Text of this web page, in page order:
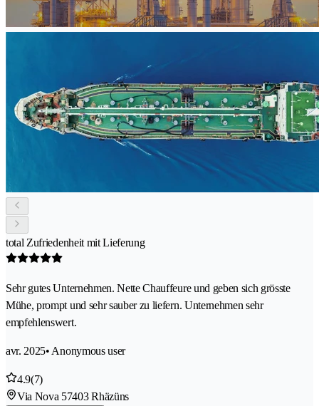
total Zufriedenheit mit Lieferung
Sehr gutes Unternehmen. Nette Chauffeure und geben sich grösste
Mühe, prompt und sehr sauber zu liefern. Unternehmen sehr
empfehlenswert.
avr. 2025• Anonymous user
4.9(7)
Via Nova 57403 Rhäzüns